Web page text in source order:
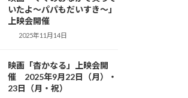
いたよ～パパもだいすき〜」
上映会開催
2025年11月14日
映画「杳かなる」上映会開
催 2025年9月22日（月）・
23日（月・祝）